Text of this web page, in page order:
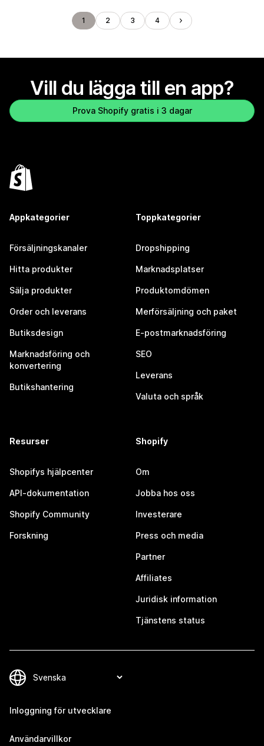
1 2 3 4
Vill du lägga till en app?
Prova Shopify gratis i 3 dagar
Appkategorier
Försäljningskanaler
Hitta produkter
Sälja produkter
Order och leverans
Butiksdesign
Marknadsföring och
konvertering
Butikshantering
Toppkategorier
Dropshipping
Marknadsplatser
Produktomdömen
Merförsäljning och paket
E-postmarknadsföring
SEO
Leverans
Valuta och språk
Resurser
Shopifys hjälpcenter
API-dokumentation
Shopify Community
Forskning
Shopify
Om
Jobba hos oss
Investerare
Press och media
Partner
Affiliates
Juridisk information
Tjänstens status
Inloggning för utvecklare
Användarvillkor